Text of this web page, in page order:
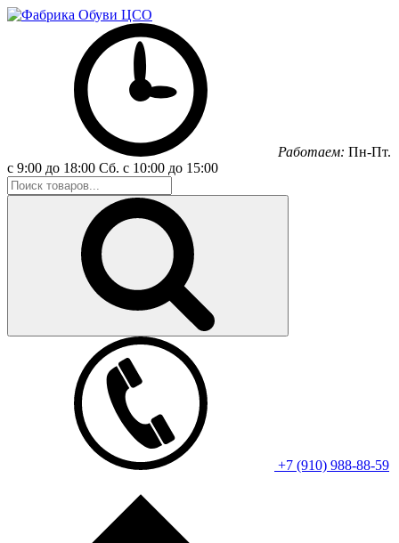
Работаем: Пн-Пт.
с 9:00 до 18:00 Сб. с 10:00 до 15:00
+7 (910) 988-88-59